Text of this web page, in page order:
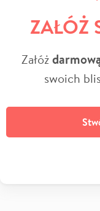
ZAŁÓŻ
Załóż
swoich